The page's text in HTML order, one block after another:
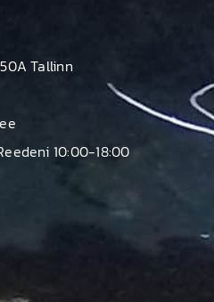
Tallinn
10:00-18:00